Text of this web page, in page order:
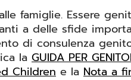
famiglie. Essere
a delle sfide
di consulenza
la GUIDA PER
Children e la Nota a